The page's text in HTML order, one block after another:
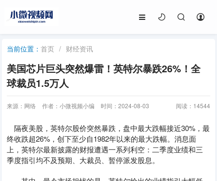
当前位置：首页 / 财经资讯
美国芯片巨头突然爆雷！英特尔暴跌26%！全
球裁员1.5万人
来源：网络 作者：小微视频小编 时间：2024-08-03 阅读： 14544
隔夜美股，英特尔股价突然暴跌，盘中最大跌幅接近30%，最
终收跌超26%，创下至少自1982年以来的最大跌幅。消息面
上，英特尔最新披露的财报遭遇一系列利空：二季度业绩和三
季度指引均不及预期、大裁员、暂停派发股息。